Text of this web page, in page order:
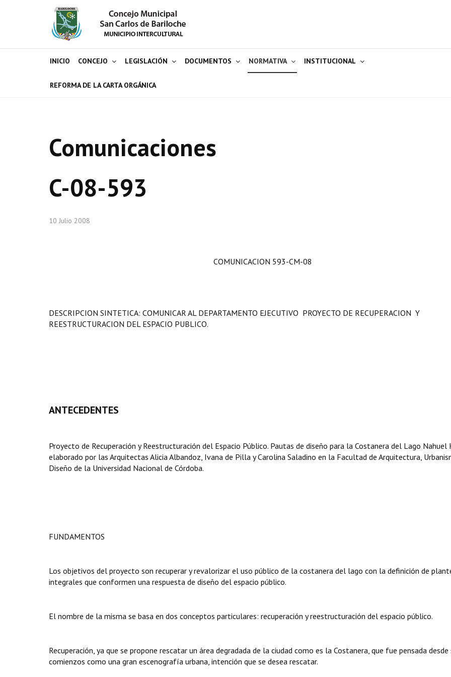
INICIO CONCEJO LEGISLACIÓN DOCUMENTOS NORMATIVA INSTITUCIONAL
REFORMA DE LA CARTA ORGÁNICA
Comunicaciones
C-08-593
10 Julio 2008
COMUNICACION 593-CM-08
DESCRIPCION SINTETICA: COMUNICAR AL DEPARTAMENTO EJECUTIVO PROYECTO DE RECUPERACION Y
REESTRUCTURACION DEL ESPACIO PUBLICO.
ANTECEDENTES
Proyecto de Recuperación y Reestructuración del Espacio Público. Pautas de diseño para la Costanera del Lago Nahuel
elaborado por las Arquitectas Alicia Albandoz, Ivana de Pilla y Carolina Saladino en la Facultad de Arquitectura,
Diseño de la Universidad Nacional de Córdoba.
FUNDAMENTOS
Los objetivos del proyecto son recuperar y revalorizar el uso público de la costanera del lago con la definición de
integrales que conformen una respuesta de diseño del espacio público.
El nombre de la misma se basa en dos conceptos particulares: recuperación y reestructuración del espacio público.
Recuperación, ya que se propone rescatar un área degradada de la ciudad como es la Costanera, que fue pensada desde
comienzos como una gran escenografía urbana, intención que se desea rescatar.